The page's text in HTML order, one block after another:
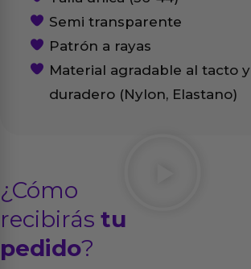
Semi transparente
Patrón a rayas
Material agradable al tacto y
duradero (Nylon, Elastano)
¿Cómo
recibirás tu
pedido?